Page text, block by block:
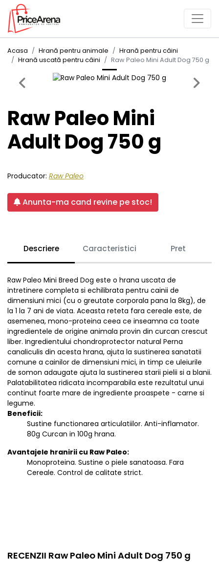
Acasa Hrană pentru animale
Hrană pentru câini
Hrană uscată pentru câini
Raw Paleo Mini Adult Dog 750 g
Previous Next
Raw Paleo Mini
Adult Dog 750 g
Producator: Raw Paleo
Anunta-ma cand revine pe stoc!
Descriere Caracteristici Pret
Raw Paleo Mini Breed Dog este o hrana uscata de
intretinere completa si echilibrata pentru cainii de
dimensiuni mici (cu o greutate corporala pana la 8kg), de
la 1 la 7 ani de viata. Aceasta reteta fara cereale este, de
asemenea, mono-proteina ceea ce inseamna ca toate
ingredientele de origine animala provin din curcan crescut
liber. Ingredientului chondroprotector natural Perna
canaliculis din acesta hrana, ajuta la sustinerea sanatatii
comune a cainilor de dimensiuni mici, in timp ce uleiurile
de somon adaugate ajuta la sustinerea starii pielii si a blanii.
Palatabilitatea ridicata incomparabila este rezultatul unui
continut foarte mare de ingrediente proaspete - carne si
legume.
Beneficii:
Sustine functionarea articulatiilor. Anti-inflamator.
80g Curcan in 100g hrana.
Avantajele hranirii cu Raw Paleo:
Monoproteina. Sustine o piele sanatoasa. Fara
Cereale. Control de calitate strict.
RECENZII Raw Paleo Mini Adult Dog 750 g